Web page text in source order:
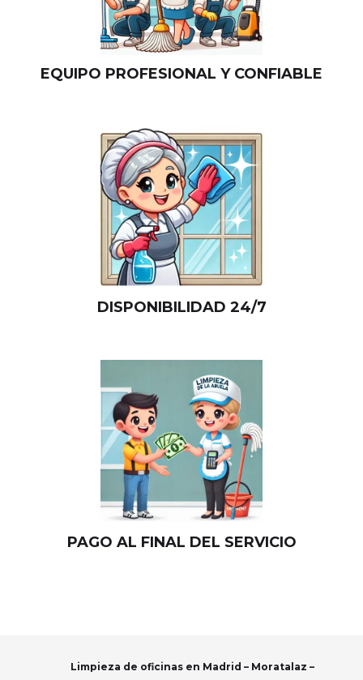
EQUIPO PROFESIONAL Y CONFIABLE
DISPONIBILIDAD 24/7
PAGO AL FINAL DEL SERVICIO
Limpieza de oficinas en Madrid – Moratalaz –